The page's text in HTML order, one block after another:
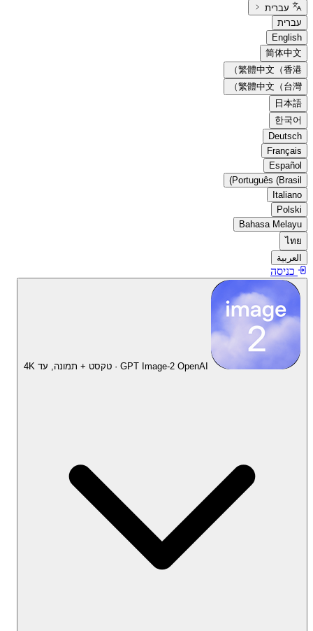
עברית
עברית
English
简体中文
繁體中文（香港）
繁體中文（台灣）
日本語
한국어
Deutsch
Français
Español
Português (Brasil)
Italiano
Polski
Bahasa Melayu
ไทย
العربية
כניסה
GPT Image-2 OpenAI · טקסט + תמונה, עד 4K